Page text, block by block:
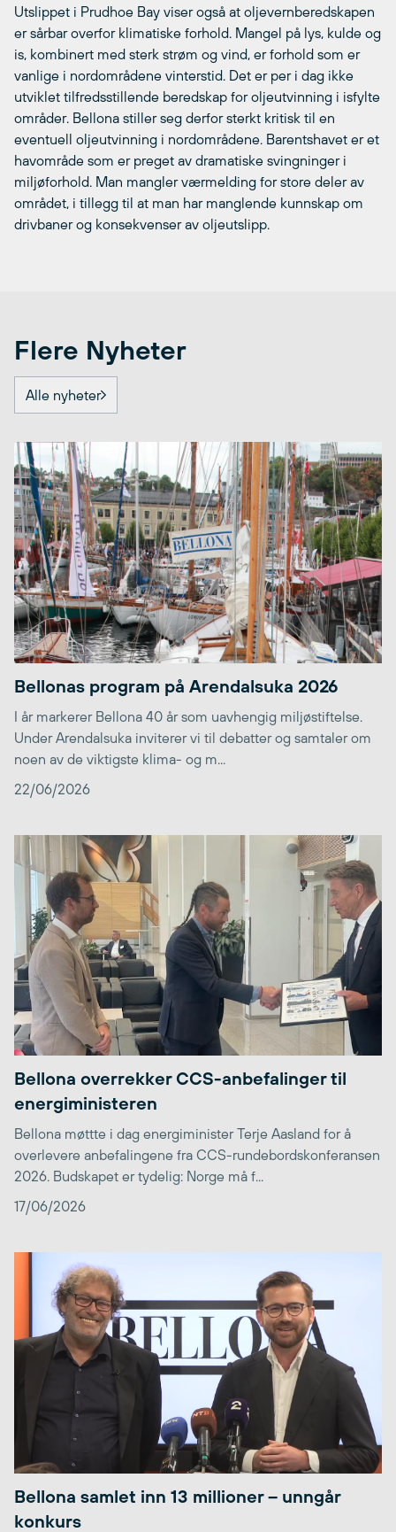
Utslippet i Prudhoe Bay viser også at oljevernberedskapen
er sårbar overfor klimatiske forhold. Mangel på lys, kulde og
is, kombinert med sterk strøm og vind, er forhold som er
vanlige i nordområdene vinterstid. Det er per i dag ikke
utviklet tilfredsstillende beredskap for oljeutvinning i isfylte
områder. Bellona stiller seg derfor sterkt kritisk til en
eventuell oljeutvinning i nordområdene. Barentshavet er et
havområde som er preget av dramatiske svingninger i
miljøforhold. Man mangler værmelding for store deler av
området, i tillegg til at man har manglende kunnskap om
drivbaner og konsekvenser av oljeutslipp.
Flere Nyheter
Alle nyheter
Bellonas program på Arendalsuka 2026
I år markerer Bellona 40 år som uavhengig miljøstiftelse.
Under Arendalsuka inviterer vi til debatter og samtaler om
noen av de viktigste klima- og m...
22/06/2026
Bellona overrekker CCS-anbefalinger til
energiministeren
Bellona møttte i dag energiminister Terje Aasland for å
overlevere anbefalingene fra CCS-rundebordskonferansen
2026. Budskapet er tydelig: Norge må f...
17/06/2026
Bellona samlet inn 13 millioner – unngår
konkurs